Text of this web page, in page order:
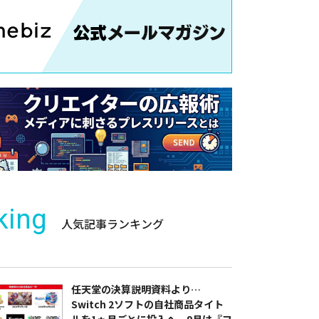
人気記事ランキング
任天堂の決算説明資料より…
Switch 2ソフトの自社商品タイト